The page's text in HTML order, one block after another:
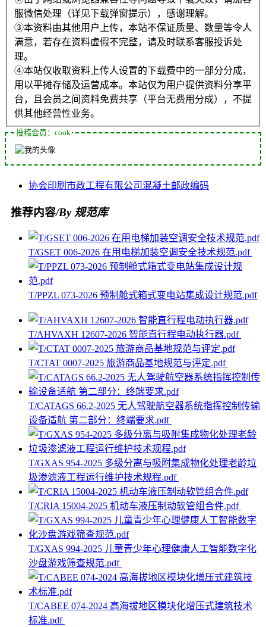
服微信处理（详见下载弹窗提示），感谢理解。
③本资料由其他用户上传，本站不保证质量、数量等令人
满意，若存在资料虚假不完整，请及时联系客服投诉处
理。
④本站仅收取资料上传人设置的下载费中的一部分分成，
用以平摊存储及运营成本。本站仅为用户提供资料分享平
台，且会员之间资料免费共享（平台无费用分成），不提
供其他经营性业务。
投稿会员：cook
协会印刷 市政工程有限公司 混凝土邮政编码
推荐内容/By 规范库
T/GSET 006-2026 在用电梯加装空调安全技术规范.pdf
T/PPZL 073-2026 预制舱式箱式变电站集成设计规范.pdf
T/AHVAXH 12607-2026 智能直行程电动执行器.pdf
T/CTAT 0007-2025 旅游商品基地规范与评定.pdf
T/CATAGS 66.2-2025 无人驾驶航空器系统指挥控制传输
设备适航 第二部分：终端要求.pdf
T/GXAS 954-2025 多级分离与吸附集成物化处理老龄垃
圾渗滤液工程运行维护技术规程.pdf
T/CRIA 15004-2025 机动车液压制动软管组合件.pdf
T/GXAS 994-2025 儿童青少年心理健康人工智能数字化
沙盘游戏筛查规范.pdf
T/CABEE 074-2024 高海拔地区模块化增压式建筑技术
标准.pdf